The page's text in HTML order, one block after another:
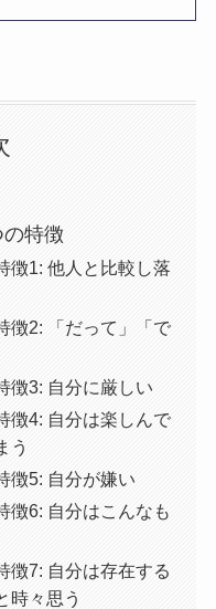
特徴
徴1: 他人と比較し落
徴2: 「だって」「で
徴3: 自分に厳しい
徴4: 自分は楽しんで
う
徴5: 自分が嫌い
徴6: 自分はこんなも
徴7: 自分は存在する
時々思う